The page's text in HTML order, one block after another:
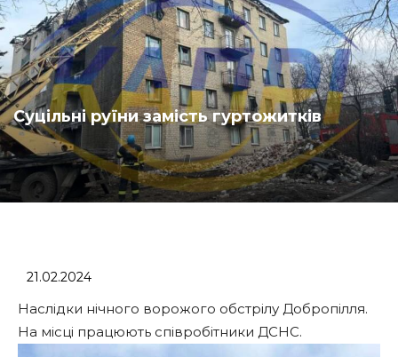
Суцільні руїни замість гуртожитків
21.02.2024
Наслідки нічного ворожого обстрілу Добропілля.
На місці працюють співробітники ДСНС.